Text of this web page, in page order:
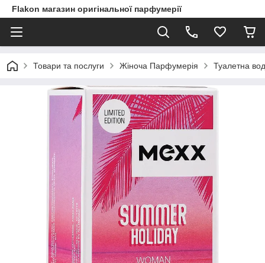
Flakon магазин оригінальної парфумерії
Товари та послуги Жіноча Парфумерія Туалетна